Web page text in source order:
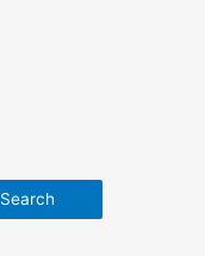
Search